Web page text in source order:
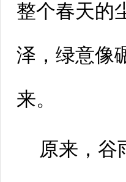
整个春天的
泽，绿意像
来。
原来，谷